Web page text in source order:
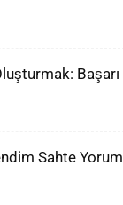
Başarı
Sahte Yorum